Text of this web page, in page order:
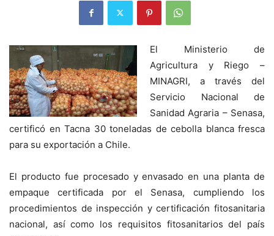
El Ministerio de
Agricultura y Riego –
MINAGRI, a través del
Servicio Nacional de
Sanidad Agraria – Senasa,
certificó en Tacna 30 toneladas de cebolla blanca fresca
para su exportación a Chile.
El producto fue procesado y envasado en una planta de
empaque certificada por el Senasa, cumpliendo los
procedimientos de inspección y certificación fitosanitaria
nacional, así como los requisitos fitosanitarios del país